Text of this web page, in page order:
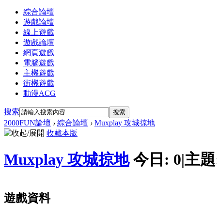
綜合論壇
遊戲論壇
線上遊戲
遊戲論壇
網頁遊戲
電腦遊戲
主機遊戲
街機遊戲
動漫ACG
搜索 搜索
2000FUN論壇 › 綜合論壇 › Muxplay 攻城掠地
收藏本版
Muxplay 攻城掠地 今日: 0|主
遊戲資料